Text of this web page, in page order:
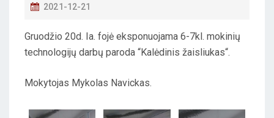
P
S
T
D
O
2021-12-21
Gruodžio 20d. Ia. fojė eksponuojama 6-7kl. mokinių
technologijų darbų paroda “Kalėdinis žaisliukas“.
Mokytojas Mykolas Navickas.